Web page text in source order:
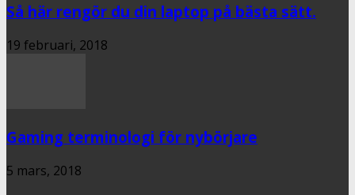
Så här rengör du din laptop på bästa sätt.
19 februari, 2018
Gaming terminologi för nybörjare
5 mars, 2018